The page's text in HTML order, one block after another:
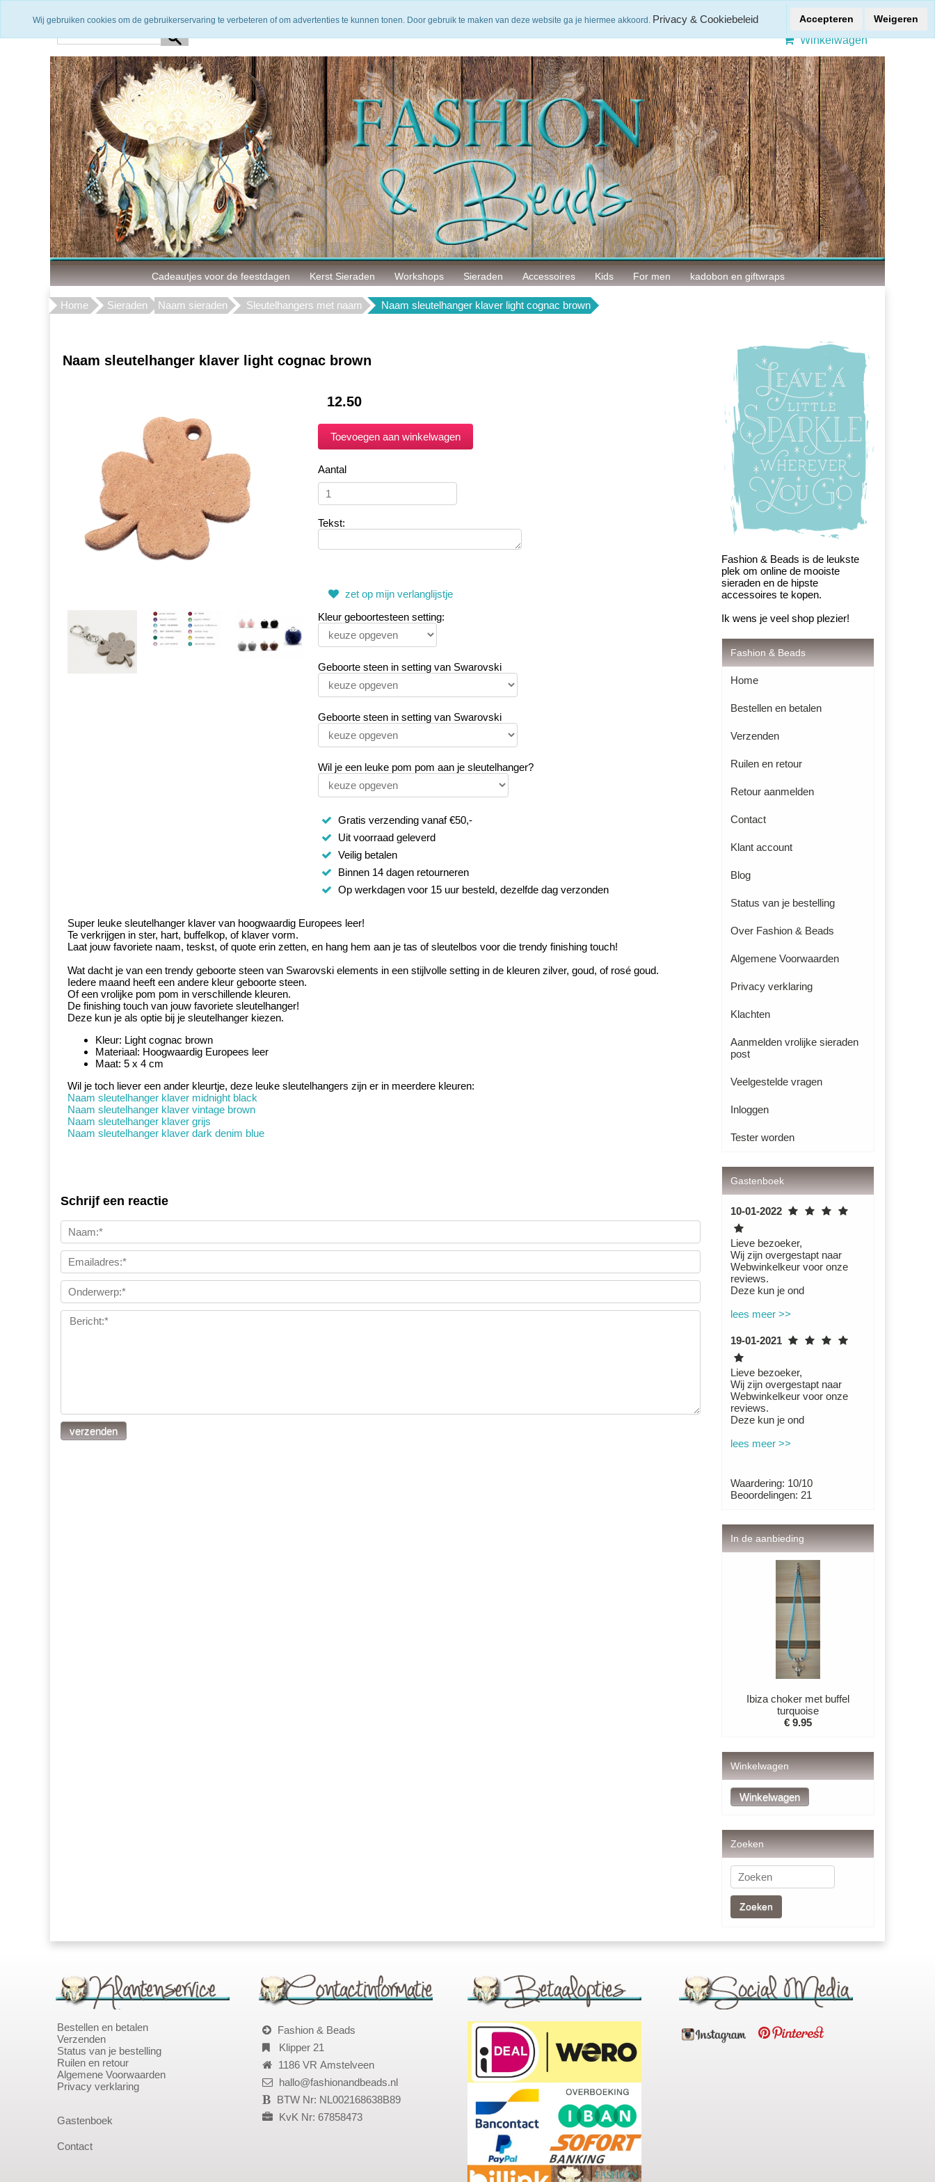
Winkelwagen
Cadeautjes voor de feestdagen Kerst Sieraden Workshops Sieraden Accessoires Kids For men kadobon en giftwraps
Home Sieraden Naam sieraden Sleutelhangers met naam Naam sleutelhanger klaver light cognac brown
Naam sleutelhanger klaver light cognac brown
12.50
Aantal
Tekst:
zet op mijn verlanglijstje
Kleur geboortesteen setting:
Geboorte steen in setting van Swarovski
Geboorte steen in setting van Swarovski
Wil je een leuke pom pom aan je sleutelhanger?
Gratis verzending vanaf €50,-
Uit voorraad geleverd
Veilig betalen
Binnen 14 dagen retourneren
Op werkdagen voor 15 uur besteld, dezelfde dag verzonden
Super leuke sleutelhanger klaver van hoogwaardig Europees leer!
Te verkrijgen in ster, hart, buffelkop, of klaver vorm.
Laat jouw favoriete naam, teskst, of quote erin zetten, en hang hem aan je tas of sleutelbos voor die trendy finishing touch!
Wat dacht je van een trendy geboorte steen van Swarovski elements in een stijlvolle setting in de kleuren zilver, goud, of rosé goud.
Iedere maand heeft een andere kleur geboorte steen.
Of een vrolijke pom pom in verschillende kleuren.
De finishing touch van jouw favoriete sleutelhanger!
Deze kun je als optie bij je sleutelhanger kiezen.
Kleur: Light cognac brown
Materiaal: Hoogwaardig Europees leer
Maat: 5 x 4 cm
Wil je toch liever een ander kleurtje, deze leuke sleutelhangers zijn er in meerdere kleuren:
Naam sleutelhanger klaver midnight black
Naam sleutelhanger klaver vintage brown
Naam sleutelhanger klaver grijs
Naam sleutelhanger klaver dark denim blue
Schrijf een reactie
Fashion & Beads is de leukste
plek om online de mooiste
sieraden en de hipste
accessoires te kopen.
Ik wens je veel shop plezier!
Fashion & Beads
Home
Bestellen en betalen
Verzenden
Ruilen en retour
Retour aanmelden
Contact
Klant account
Blog
Status van je bestelling
Over Fashion & Beads
Algemene Voorwaarden
Privacy verklaring
Klachten
Aanmelden vrolijke sieraden
post
Veelgestelde vragen
Inloggen
Tester worden
Gastenboek
10-01-2022
Lieve bezoeker,
Wij zijn overgestapt naar
Webwinkelkeur voor onze
reviews.
Deze kun je ond
lees meer >>
19-01-2021
Lieve bezoeker,
Wij zijn overgestapt naar
Webwinkelkeur voor onze
reviews.
Deze kun je ond
lees meer >>
Waardering: 10/10
Beoordelingen: 21
In de aanbieding
Ibiza choker met buffel
turquoise
€ 9.95
Winkelwagen
Zoeken
Zoeken
Bestellen en betalen
Verzenden
Status van je bestelling
Ruilen en retour
Algemene Voorwaarden
Privacy verklaring
Gastenboek
Contact
Fashion & Beads
Klipper 21
1186 VR Amstelveen
hallo@fashionandbeads.nl
BTW Nr: NL002168638B89
KvK Nr: 67858473
Wij gebruiken cookies om de gebruikerservaring te verbeteren of om advertenties te kunnen tonen. Door gebruik te maken van deze website ga je hiermee akkoord. Privacy & Cookiebeleid Accepteren Weigeren